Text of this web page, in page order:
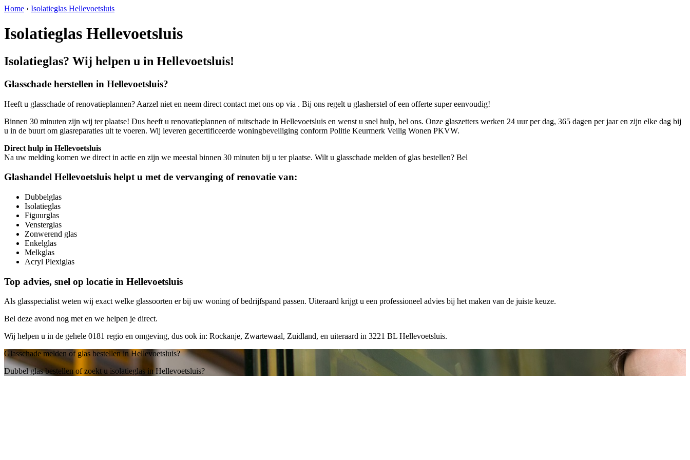
Home › Isolatieglas Hellevoetsluis
Isolatieglas Hellevoetsluis
Isolatieglas? Wij helpen u in Hellevoetsluis!
Glasschade herstellen in Hellevoetsluis?
Heeft u glasschade of renovatieplannen? Aarzel niet en neem direct contact met ons op via . Bij ons regelt u glasherstel of een offerte super eenvoudig!
Binnen 30 minuten zijn wij ter plaatse! Dus heeft u renovatieplannen of ruitschade in Hellevoetsluis en wenst u snel hulp, bel ons. Onze glaszetters werken 24 uur per dag, 365 dagen per jaar en zijn elke dag bij
u in de buurt om glasreparaties uit te voeren. Wij leveren gecertificeerde woningbeveiliging conform Politie Keurmerk Veilig Wonen PKVW.
Direct hulp in Hellevoetsluis
Na uw melding komen we direct in actie en zijn we meestal binnen 30 minuten bij u ter plaatse. Wilt u glasschade melden of glas bestellen? Bel
Glashandel Hellevoetsluis helpt u met de vervanging of renovatie van:
Dubbelglas
Isolatieglas
Figuurglas
Vensterglas
Zonwerend glas
Enkelglas
Melkglas
Acryl Plexiglas
Top advies, snel op locatie in Hellevoetsluis
Als glasspecialist weten wij exact welke glassoorten er bij uw woning of bedrijfspand passen. Uiteraard krijgt u een professioneel advies bij het maken van de juiste keuze.
Bel deze avond nog met en we helpen je direct.
Wij helpen u in de gehele 0181 regio en omgeving, dus ook in: Rockanje, Zwartewaal, Zuidland, en uiteraard in 3221 BL Hellevoetsluis.
Glasschade melden of glas bestellen in Hellevoetsluis?
Dubbel glas bestellen of zoekt u isolatieglas in Hellevoetsluis?